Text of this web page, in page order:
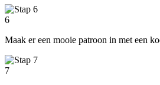
6
Maak er een mooie patroon in met een
7